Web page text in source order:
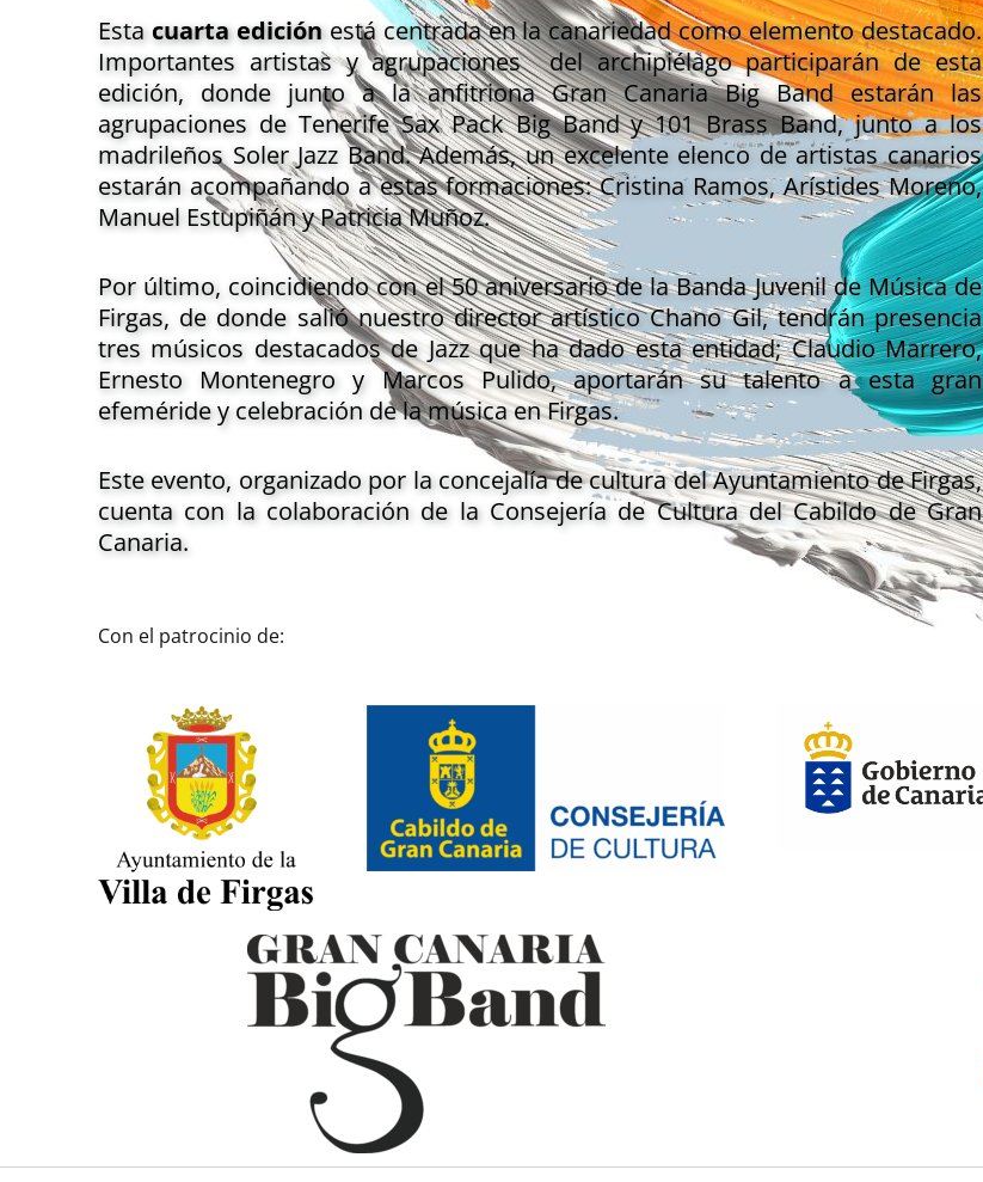
Estacuarta ediciónestá centrada en la canariedad como elemento destacado.
Importantes artistas y agrupaciones del archipiélago participarán de esta
edición, donde junto a la anfitriona Gran Canaria Big Band estarán las
agrupaciones de Tenerife Sax Pack Big Band y 101 Brass Band, junto a los
madrileños Soler Jazz Band. Además, un excelente elenco de artistas canarios
estarán acompañando a estas formaciones: Cristina Ramos, Arístides Moreno,
Manuel Estupiñán y Patricia Muñoz.
Por último, coincidiendo con el 50 aniversario de la Banda Juvenil de Música de
Firgas, de donde salió nuestro director artístico Chano Gil, tendrán presencia
tres músicos destacados de Jazz que ha dado esta entidad; Claudio Marrero,
Ernesto Montenegro y Marcos Pulido, aportarán su talento a esta gran
efeméride y celebración de la música en Firgas.
Este evento, organizado por la concejalía de cultura del Ayuntamiento de Firgas,
cuenta con la colaboración de la Consejería de Cultura del Cabildo de Gran
Canaria.
Con el patrocinio de: